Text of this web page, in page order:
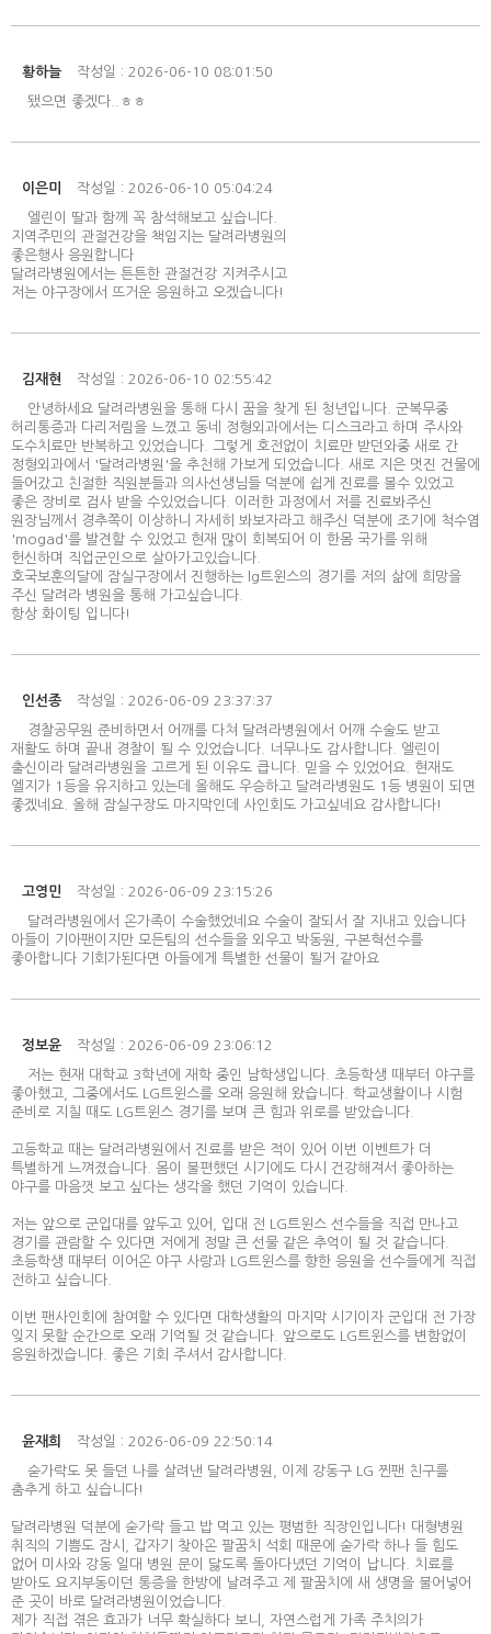
황하늘 작성일 : 2026-06-10 08:01:50
됐으면 좋겠다..ㅎㅎ
이은미 작성일 : 2026-06-10 05:04:24
엘린이 딸과 함께 꼭 참석해보고 싶습니다.
지역주민의 관절건강을 책임지는 달려라병원의
좋은행사 응원합니다
달려라병원에서는 튼튼한 관절건강 지켜주시고
저는 야구장에서 뜨거운 응원하고 오겠습니다!
김재현 작성일 : 2026-06-10 02:55:42
안녕하세요 달려라병원을 통해 다시 꿈을 찾게 된 청년입니다. 군복무중
허리통증과 다리저림을 느꼈고 동네 정형외과에서는 디스크라고 하며 주사와
도수치료만 반복하고 있었습니다. 그렇게 호전없이 치료만 받던와중 새로 간
정형외과에서 '달려라병원'을 추천해 가보게 되었습니다. 새로 지은 멋진 건물에
들어갔고 친절한 직원분들과 의사선생님들 덕분에 쉽게 진료를 볼수 있었고
좋은 장비로 검사 받을 수있었습니다. 이러한 과정에서 저를 진료봐주신
원장님께서 경추쪽이 이상하니 자세히 봐보자라고 해주신 덕분에 조기에 척수염
'mogad'를 발견할 수 있었고 현재 많이 회복되어 이 한몸 국가를 위해
헌신하며 직업군인으로 살아가고있습니다.
호국보훈의달에 잠실구장에서 진행하는 lg트윈스의 경기를 저의 삶에 희망을
주신 달려라 병원을 통해 가고싶습니다.
항상 화이팅 입니다!
인선종 작성일 : 2026-06-09 23:37:37
경찰공무원 준비하면서 어깨를 다쳐 달려라병원에서 어깨 수술도 받고
재활도 하며 끝내 경찰이 될 수 있었습니다. 너무나도 감사합니다. 엘린이
출신이라 달려라병원을 고르게 된 이유도 큽니다. 믿을 수 있었어요. 현재도
엘지가 1등을 유지하고 있는데 올해도 우승하고 달려라병원도 1등 병원이 되면
좋겠네요. 올해 잠실구장도 마지막인데 사인회도 가고싶네요 감사합니다!
고영민 작성일 : 2026-06-09 23:15:26
달려라병원에서 온가족이 수술했었네요 수술이 잘되서 잘 지내고 있습니다
아들이 기아팬이지만 모든팀의 선수들을 외우고 박동원, 구본혁선수를
좋아합니다 기회가된다면 아들에게 특별한 선물이 될거 같아요
정보윤 작성일 : 2026-06-09 23:06:12
저는 현재 대학교 3학년에 재학 중인 남학생입니다. 초등학생 때부터 야구를
좋아했고, 그중에서도 LG트윈스를 오래 응원해 왔습니다. 학교생활이나 시험
준비로 지칠 때도 LG트윈스 경기를 보며 큰 힘과 위로를 받았습니다.
고등학교 때는 달려라병원에서 진료를 받은 적이 있어 이번 이벤트가 더
특별하게 느껴졌습니다. 몸이 불편했던 시기에도 다시 건강해져서 좋아하는
야구를 마음껏 보고 싶다는 생각을 했던 기억이 있습니다.
저는 앞으로 군입대를 앞두고 있어, 입대 전 LG트윈스 선수들을 직접 만나고
경기를 관람할 수 있다면 저에게 정말 큰 선물 같은 추억이 될 것 같습니다.
초등학생 때부터 이어온 야구 사랑과 LG트윈스를 향한 응원을 선수들에게 직접
전하고 싶습니다.
이번 팬사인회에 참여할 수 있다면 대학생활의 마지막 시기이자 군입대 전 가장
잊지 못할 순간으로 오래 기억될 것 같습니다. 앞으로도 LG트윈스를 변함없이
응원하겠습니다. 좋은 기회 주셔서 감사합니다.
윤재희 작성일 : 2026-06-09 22:50:14
숟가락도 못 들던 나를 살려낸 달려라병원, 이제 강동구 LG 찐팬 친구를
춤추게 하고 싶습니다!
달려라병원 덕분에 숟가락 들고 밥 먹고 있는 평범한 직장인입니다! 대형병원
취직의 기쁨도 잠시, 갑자기 찾아온 팔꿈치 석회 때문에 숟가락 하나 들 힘도
없어 미사와 강동 일대 병원 문이 닳도록 돌아다녔던 기억이 납니다. 치료를
받아도 요지부동이던 통증을 한방에 날려주고 제 팔꿈치에 새 생명을 불어넣어
준 곳이 바로 달려라병원이었습니다.
​제가 직접 겪은 효과가 너무 확실하다 보니, 자연스럽게 가족 주치의가